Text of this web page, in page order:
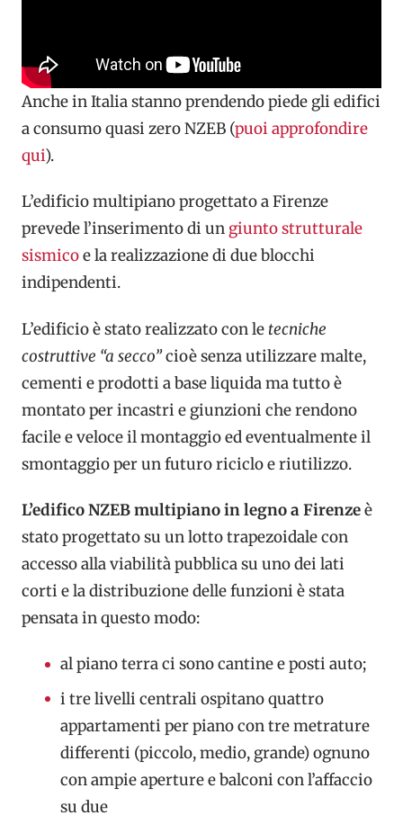
Anche in Italia stanno prendendo piede gli edifici
a consumo quasi zero NZEB (puoi approfondire
qui).
L’edificio multipiano progettato a Firenze
prevede l’inserimento di un giunto strutturale
sismicoe la realizzazione di due blocchi
indipendenti.
L’edificio è stato realizzato con le tecniche
costruttive “a secco”cioè senza utilizzare malte,
cementi e prodotti a base liquida ma tutto è
montato per incastri e giunzioni che rendono
facile e veloce il montaggio ed eventualmente il
smontaggio per un futuro riciclo e riutilizzo.
L’edifico NZEB multipiano in legno a Firenzeè
stato progettato su un lotto trapezoidale con
accesso alla viabilità pubblica su uno dei lati
corti e la distribuzione delle funzioni è stata
pensata in questo modo:
al piano terra ci sono cantine e posti auto;
i tre livelli centrali ospitano quattro
appartamenti per piano con tre metrature
differenti (piccolo, medio, grande) ognuno
con ampie aperture e balconi con l’affaccio
su due